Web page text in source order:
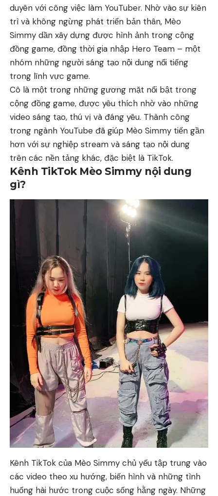
duyên với công việc làm YouTuber. Nhờ vào sự kiên
trì và không ngừng phát triển bản thân, Mèo
Simmy dần xây dựng được hình ảnh trong cộng
đồng game, đồng thời gia nhập Hero Team – một
nhóm những người sáng tạo nội dung nổi tiếng
trong lĩnh vực game.
Cô là một trong những gương mặt nổi bật trong
cộng đồng game, được yêu thích nhờ vào những
video sáng tạo, thú vị và đáng yêu. Thành công
trong ngành YouTube đã giúp Mèo Simmy tiến gần
hơn với sự nghiệp stream và sáng tạo nội dung
trên các nền tảng khác, đặc biệt là TikTok.
Kênh TikTok Mèo Simmy nội dung
gì?
Kênh TikTok của Mèo Simmy chủ yếu tập trung vào
các video theo xu hướng, biến hình và những tình
huống hài hước trong cuộc sống hằng ngày. Những